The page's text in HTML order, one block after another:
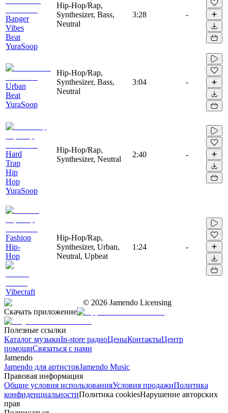
Banger
Vibes
Beat
YuraSoop
Hip-Hop/Rap,
Synthesizer, Bass,
Neutral
3:28 -
Urban
Beat
YuraSoop
Hip-Hop/Rap,
Synthesizer, Bass,
Neutral
3:04 -
Hard
Trap
Hip
Hop
YuraSoop
Hip-Hop/Rap,
Synthesizer, Neutral
2:40 -
Fashion
Hip-
Hop
Vibecraft
Hip-Hop/Rap,
Synthesizer, Urban,
Neutral, Upbeat
1:24 -
© 2026 Jamendo Licensing
Скачать приложение
Полезные ссылки
Каталог музыкиIn-store радиоЦеныКонтактыЦентр
помощиСвязаться с нами
Jamendo
Jamendo для артистовJamendo Music
Правовая информация
Общие условия использованияУсловия продажиПолитика
конфиденциальностиПолитика cookiesНарушение авторских
прав